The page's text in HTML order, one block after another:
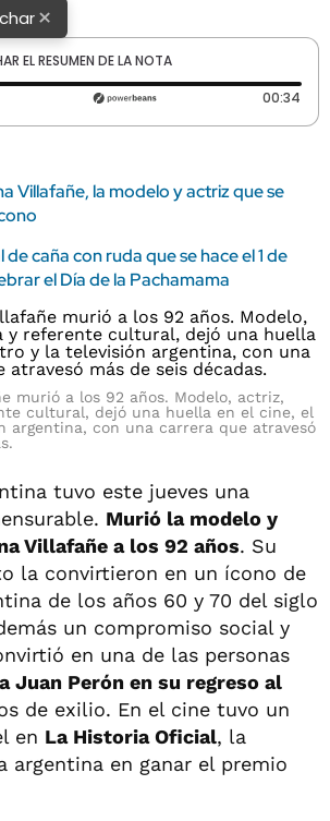
×
EL RESUMEN DE LA NOTA
transcurrido: 0 segundos 00:34
Villafañe, la modelo y actriz que se
caña con ruda que se hace el 1 de
el Día de la Pachamama
murió a los 92 años. Modelo, actriz,
cultural, dejó una huella en el cine, el
argentina, con una carrera que atravesó
tuvo este jueves una
Murió la modelo y
Villafañe a los 92 años. Su
la convirtieron en un ícono de
de los años 60 y 70 del siglo
un compromiso social y
en una de las personas
Juan Perón en su regreso al
de exilio. En el cine tuvo un
en La Historia Oficial, la
argentina en ganar el premio